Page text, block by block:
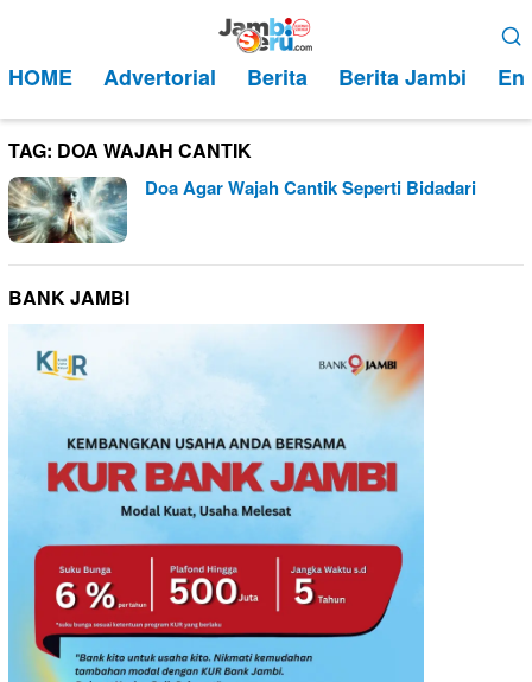
kontenMobile
HOME Advertorial Berita Berita Jambi
TAG: DOA WAJAH CANTIK
Doa Agar Wajah Cantik Seperti Bidadari
BANK JAMBI